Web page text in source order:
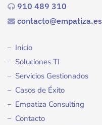
910 489 310
contacto@empatiza.es
Inicio
Soluciones TI
Servicios Gestionados
Casos de Éxito
Empatiza Consulting
Contacto